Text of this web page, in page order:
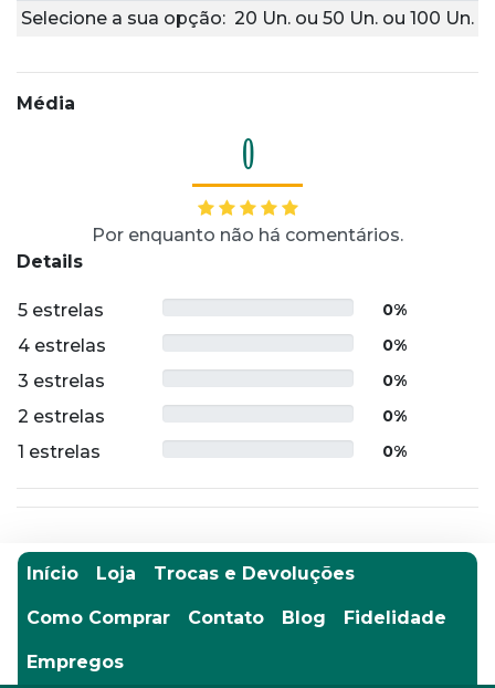
Selecione a sua opção: 20 Un. ou 50 Un. ou 100 Un.
Média
0
Por enquanto não há comentários.
Details
5 estrelas 0%
4 estrelas 0%
3 estrelas 0%
2 estrelas 0%
1 estrelas 0%
Início Loja Trocas e Devoluções
Como Comprar Contato Blog Fidelidade
Empregos